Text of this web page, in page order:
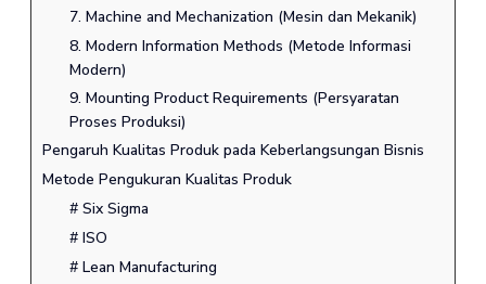
7. Machine and Mechanization (Mesin dan Mekanik)
8. Modern Information Methods (Metode Informasi
Modern)
9. Mounting Product Requirements (Persyaratan
Proses Produksi)
Pengaruh Kualitas Produk pada Keberlangsungan Bisnis
Metode Pengukuran Kualitas Produk
# Six Sigma
# ISO
# Lean Manufacturing